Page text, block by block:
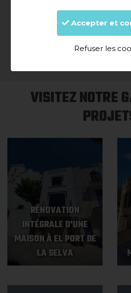
Llançà
Portbou
VISITEZ NOTRE
RÉNOVATION
INTÉGRALE D'UNE
MAISON À EL PORT DE
LA SELVA
Accepter et
Refuser les